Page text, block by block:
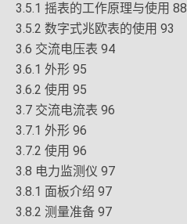
3.5.1 摇表的工作原理与使用 88
3.5.2 数字式兆欧表的使用 93
3.6 交流电压表 94
3.6.1 外形 95
3.6.2 使用 95
3.7 交流电流表 96
3.7.1 外形 96
3.7.2 使用 96
3.8 电力监测仪 97
3.8.1 面板介绍 97
3.8.2 测量准备 97